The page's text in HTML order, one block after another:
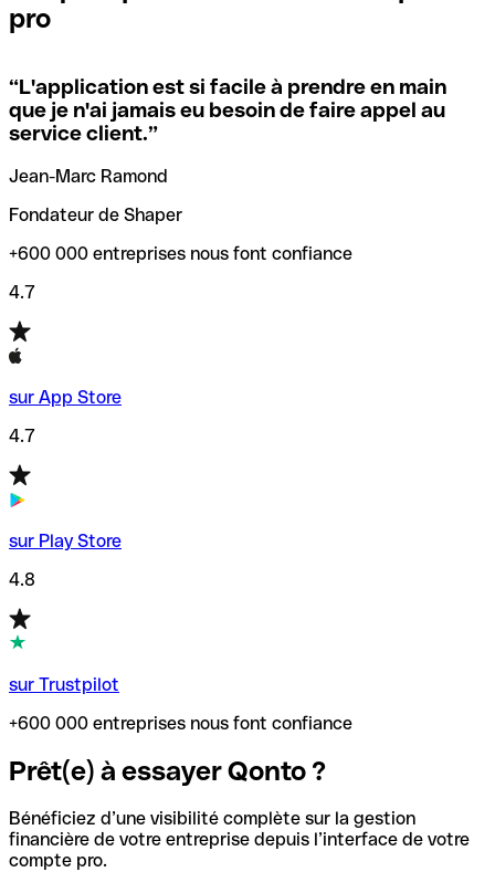
locales.
Si vous n'êtes pas sûr du code SWIFT que vous devriez
utiliser, nous avons développé un outil de recherche de
codes SWIFT par nom de banque.
vérification/recherche de codes SWIFT. Ainsi, vous pouvez
trouver et vérifier vos codes SWIFT avant de réaliser vos
transferts d’argent.
pro
“L'application est si facile à prendre en main
que je n'ai jamais eu besoin de faire appel au
service client.”
Jean-Marc Ramond
Fondateur de Shaper
+600 000 entreprises nous font confiance
4.7
sur App Store
4.7
sur Play Store
4.8
sur Trustpilot
+600 000 entreprises nous font confiance
Prêt(e) à essayer Qonto ?
Bénéficiez d’une visibilité complète sur la gestion
financière de votre entreprise depuis l’interface de votre
compte pro.